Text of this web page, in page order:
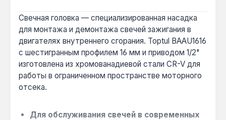
Свечная головка — специализированная насадка
для монтажа и демонтажа свечей зажигания в
двигателях внутреннего сгорания. Toptul BAAU1616
с шестигранным профилем 16 мм и приводом 1/2"
изготовлена из хромованадиевой стали CR-V для
работы в ограниченном пространстве моторного
отсека.
Для обслуживания свечей в современных